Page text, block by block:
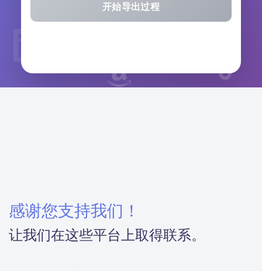
开始导出过程
感谢您支持我们！
让我们在这些平台上取得联系。